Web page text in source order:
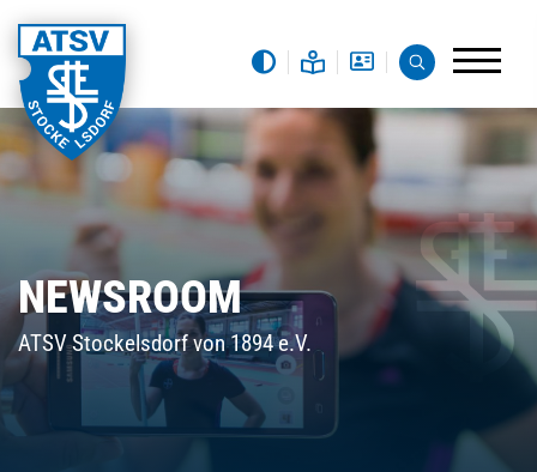
NEWSROOM
ATSV Stockelsdorf von 1894 e.V.